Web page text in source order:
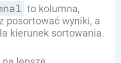
to kolumna,
posortować wyniki, a
kierunek sortowania.